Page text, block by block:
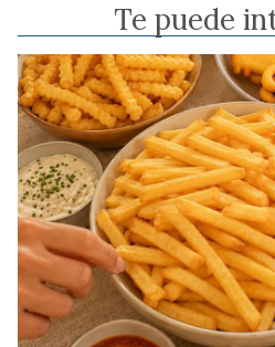
Te puede